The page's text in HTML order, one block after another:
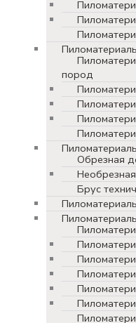
пород
Обрезная
Брус